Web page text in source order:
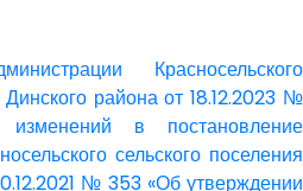
Красносельского
Динского района от 18.12.2023 №
в постановление
сельского поселения
№ 353 «Об утверждении